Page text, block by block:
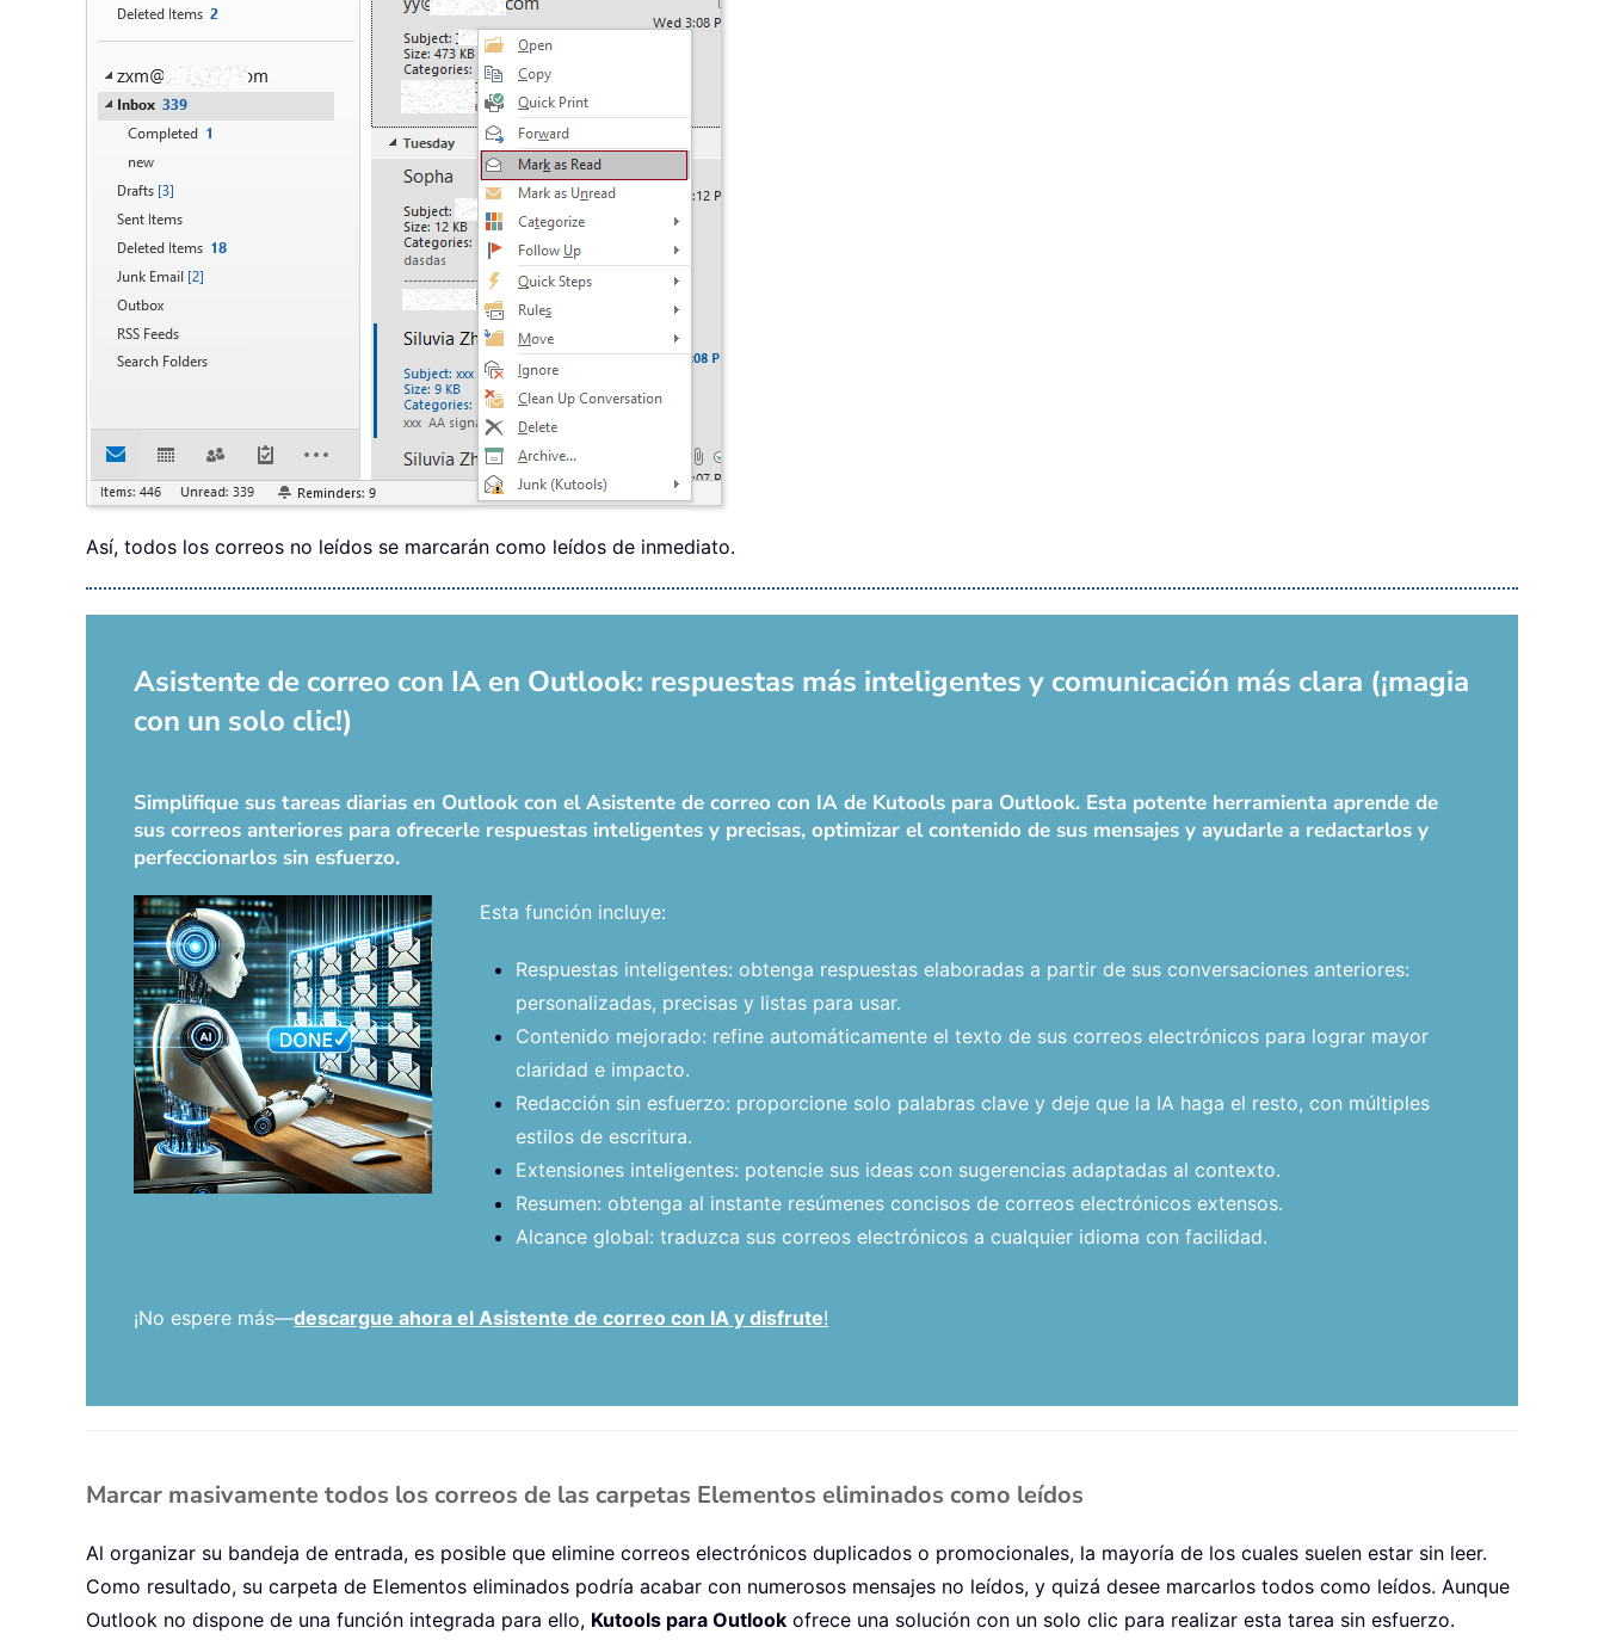
Así, todos los correos no leídos se marcarán como leídos de inmediato.
Asistente de correo con IA en Outlook: respuestas más inteligentes y comunicación más clara (¡magia
con un solo clic!)
Simplifique sus tareas diarias en Outlook con el Asistente de correo con IA de Kutools para Outlook. Esta potente herramienta aprende de
sus correos anteriores para ofrecerle respuestas inteligentes y precisas, optimizar el contenido de sus mensajes y ayudarle a redactarlos y
perfeccionarlos sin esfuerzo.
Esta función incluye:
Respuestas inteligentes: obtenga respuestas elaboradas a partir de sus conversaciones anteriores:
personalizadas, precisas y listas para usar.
Contenido mejorado: refine automáticamente el texto de sus correos electrónicos para lograr mayor
claridad e impacto.
Redacción sin esfuerzo: proporcione solo palabras clave y deje que la IA haga el resto, con múltiples
estilos de escritura.
Extensiones inteligentes: potencie sus ideas con sugerencias adaptadas al contexto.
Resumen: obtenga al instante resúmenes concisos de correos electrónicos extensos.
Alcance global: traduzca sus correos electrónicos a cualquier idioma con facilidad.
¡No espere más—descargue ahora el Asistente de correo con IA y disfrute!
Marcar masivamente todos los correos de las carpetas Elementos eliminados como leídos
Al organizar su bandeja de entrada, es posible que elimine correos electrónicos duplicados o promocionales, la mayoría de los cuales suelen estar sin leer.
Como resultado, su carpeta de Elementos eliminados podría acabar con numerosos mensajes no leídos, y quizá desee marcarlos todos como leídos. Aunque
Outlook no dispone de una función integrada para ello, Kutools para Outlook ofrece una solución con un solo clic para realizar esta tarea sin esfuerzo.